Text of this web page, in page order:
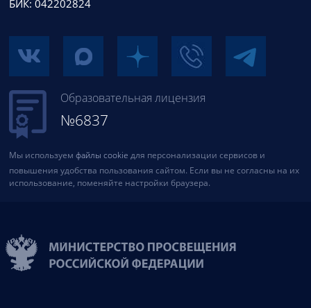
БИК: 042202824
Образовательная лицензия
№6837
Мы используем файлы cookie для персонализации сервисов и
повышения удобства пользования сайтом. Если вы не согласны на их
использование, поменяйте настройки браузера.